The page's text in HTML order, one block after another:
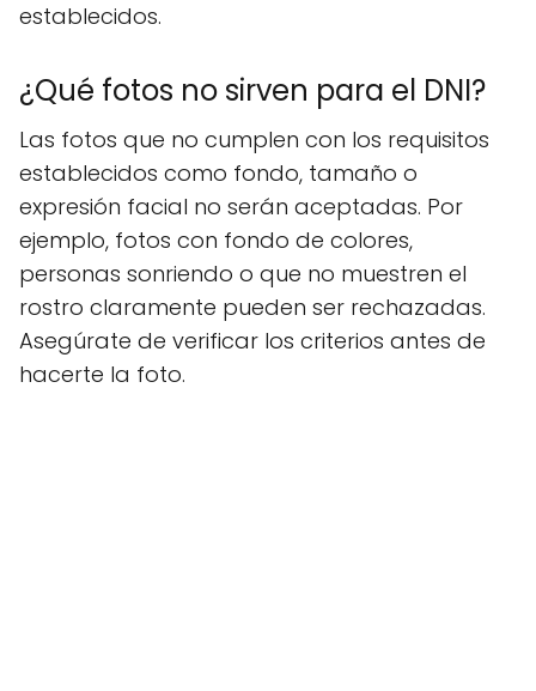
establecidos.
¿Qué fotos no sirven para el DNI?
Las fotos que no cumplen con los requisitos
establecidos como fondo, tamaño o
expresión facial no serán aceptadas. Por
ejemplo, fotos con fondo de colores,
personas sonriendo o que no muestren el
rostro claramente pueden ser rechazadas.
Asegúrate de verificar los criterios antes de
hacerte la foto.